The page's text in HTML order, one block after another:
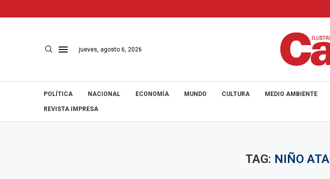
jueves, agosto 6, 2026
POLÍTICA NACIONAL ECONOMÍA MUNDO CULTURA MEDIO AMBIENTE
REVISTA IMPRESA
TAG: NIÑO